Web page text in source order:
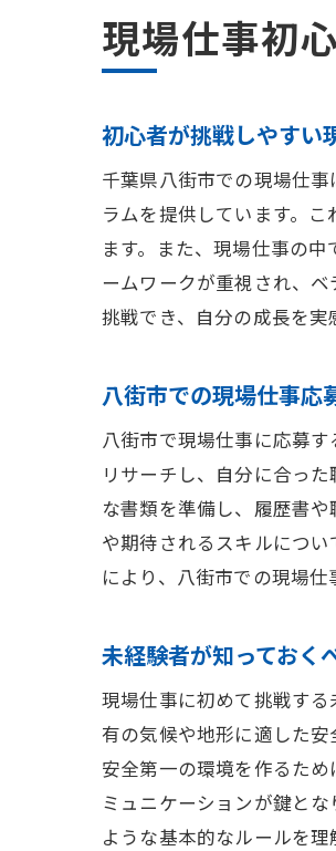
現場仕事初
初心者が挑戦しやすい
千葉県八街市での現場仕
ラムを提供しています。
ます。また、現場仕事の
ームワークが重視され、
挑戦でき、自分の成長を実
八街市での現場仕事応
八街市で現場仕事に応募
リサーチし、自分に合っ
な書類を準備し、履歴書
や期待されるスキルにつ
により、八街市での現場仕
未経験者が知っておく
現場仕事に初めて挑戦す
有の気候や地形に適した
安全第一の環境を作るた
ミュニケーションが鍵と
ような基本的なルールを